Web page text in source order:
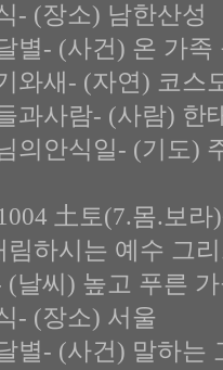
- (장소) 남한산성
별- (사건) 온 가족
와새- (자연) 코스
과사람- (사람) 한
의안식일- (기도)
土토(7.몸.보라
림하시는 예수 그
(날씨) 높고 푸른
- (장소) 서울
별- (사건) 말하는